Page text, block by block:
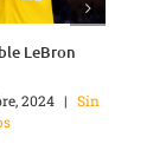
LeBron
2024 | Sin